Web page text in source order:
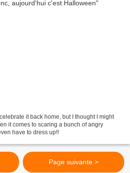
it back home, but I thought I might
it comes to scaring a bunch of angry
have to dress up!!
Page suivante >